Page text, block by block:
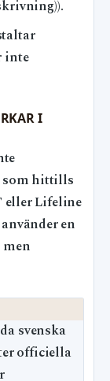
inte
I
som hittills
eller Lifeline
en
men
svenska
officiella